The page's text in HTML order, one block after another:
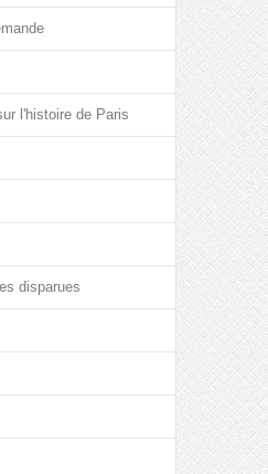
l'histoire de Paris
disparues